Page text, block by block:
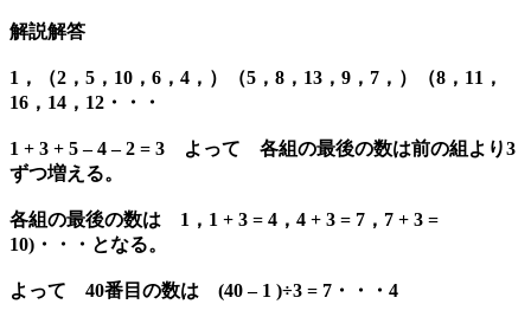
解説解答
1，（2，5，10，6，4，）（5，8，13，9，7，）（8，11，
16，14，12・・・
1 + 3 + 5 – 4 – 2 = 3 よって 各組の最後の数は前の組より3
ずつ増える。
各組の最後の数は 1，1 + 3 = 4，4 + 3 = 7，7 + 3 =
10)・・・となる。
よって 40番目の数は (40 – 1 )÷3 = 7・・・4